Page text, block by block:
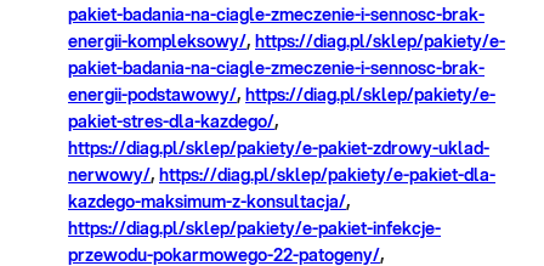
pakiet-badania-na-ciagle-zmeczenie-i-sennosc-brak-
energii-kompleksowy/, https://diag.pl/sklep/pakiety/e-
pakiet-badania-na-ciagle-zmeczenie-i-sennosc-brak-
energii-podstawowy/, https://diag.pl/sklep/pakiety/e-
pakiet-stres-dla-kazdego/,
https://diag.pl/sklep/pakiety/e-pakiet-zdrowy-uklad-
nerwowy/, https://diag.pl/sklep/pakiety/e-pakiet-dla-
kazdego-maksimum-z-konsultacja/,
https://diag.pl/sklep/pakiety/e-pakiet-infekcje-
przewodu-pokarmowego-22-patogeny/,